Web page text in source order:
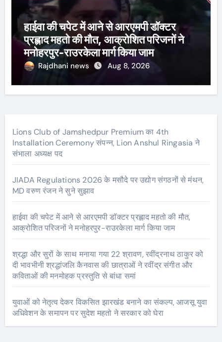
हाईवा की चपेट में आने से आरएमपी डॉक्टर
प्रह्लाद महतो की मौत, आक्रोशित परिजनों ने
मनोहरपुर-राउरकेला मार्ग किया जाम
Rajdhani news Aug 8, 2026
Lions Club of Jamshedpur Premium का 4th
Installation Ceremony संपन्न, Lion Anshul Ringasia ने
संभाला अध्यक्ष पद
JIADA Regulations 2026 के मसौदे पर उद्योग संगठनों से मंथन,
MD वरुण रंजन ने सुने सुझाव
हाईवा की चपेट में आने से आरएमपी डॉक्टर प्रह्लाद महतो की मौत,
आक्रोशित परिजनों ने मनोहरपुर-राउरकेला मार्ग किया जाम
श्रद्धा और सुरों के साथ मनाया गया 22 श्रावण, रवींद्रनाथ ठाकुर को
दी भावभीनी श्रद्धांजलि कैनवास की छात्राओं ने रवींद्र संगीत और
कविताओं की मनमोहक प्रस्तुति से बांधा समां
युवाओं को नेतृत्व देकर विकसित झारखंड बनाने का संकल्प, आजसू युवा
अधिवेशन के समापन पर सुदेश महतो ने सरकार को घेरा